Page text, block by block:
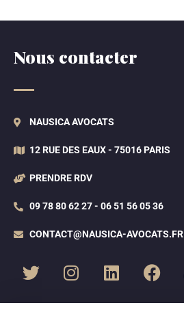
Nous contacter
NAUSICA AVOCATS
12 RUE DES EAUX - 75016 PARIS
PRENDRE RDV
09 78 80 62 27 - 06 51 56 05 36
CONTACT@NAUSICA-AVOCATS.FR